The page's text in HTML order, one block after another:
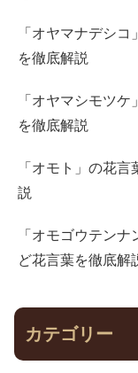
「オヤマナデシ
を徹底解説
「オヤマシモツ
を徹底解説
「オモト」の花
説
「オモゴウテン
ど花言葉を徹底解
カテゴリー